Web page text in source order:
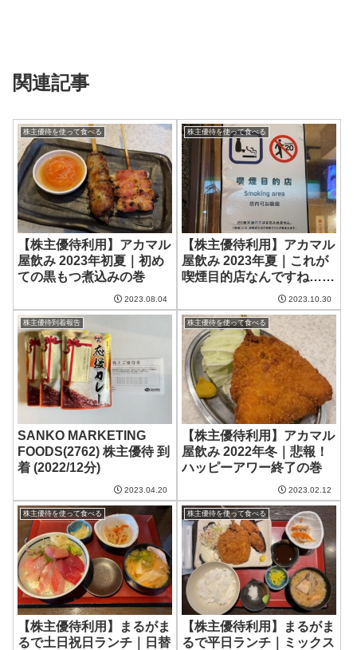
関連記事
株主優待を使って食べる
【株主優待利用】アカマル
屋飲み 2023年初夏｜初め
ての黒もつ煮込みの巻
2023.08.04
株主優待を使って食べる
【株主優待利用】アカマル
屋飲み 2023年夏｜これが
喫煙目的店なんですね…の
2023.10.30
株主優待到着報告
SANKO MARKETING
FOODS(2762) 株主優待 到
着 (2022/12分)
2023.04.20
株主優待を使って食べる
【株主優待利用】アカマル
屋飲み 2022年冬｜悲報！
ハッピーアワー終了の巻
2023.02.12
株主優待を使って食べる
【株主優待利用】まるがま
るで土日祝日ランチ｜日替
株主優待を使って食べる
【株主優待利用】まるがま
るで平日ランチ｜ミックス